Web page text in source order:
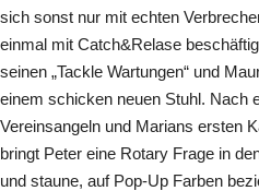
sich sonst nur mit echten
einmal mit Catch&Relase
seinen „Tackle Wartungen“ und
einem schicken neuen Stuhl. Nach
Vereinsangeln und Marians ersten
bringt Peter eine Rotary Frage in
und staune, auf Pop-Up Farben